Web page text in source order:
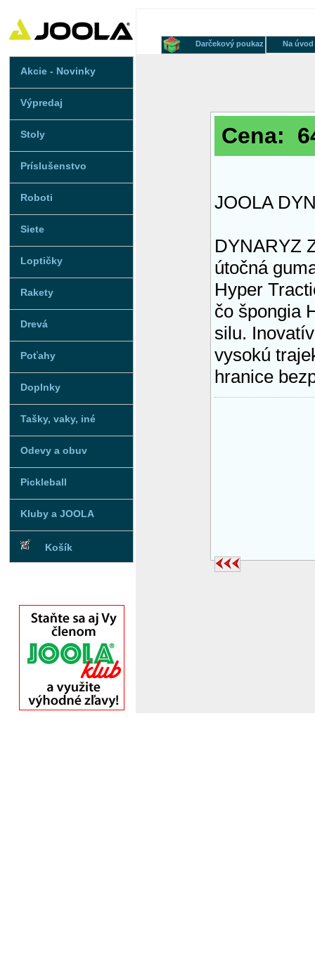
Akcie - Novinky
Výpredaj
Stoly
Príslušenstvo
Roboti
Siete
Loptičky
Rakety
Drevá
Poťahy
Doplnky
Tašky, vaky, iné
Odevy a obuv
Pickleball
Kluby a JOOLA
Košík
Na úvod
Darčekový poukaz
Cena:
JOOLA
DYNARYZ
útočná
Hyper
čo špongia
silu.
vysokú
hranice